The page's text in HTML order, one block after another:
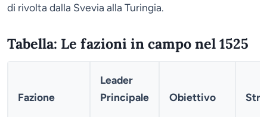
di rivolta dalla Svevia alla Turingia.
Tabella: Le fazioni in campo nel 1525
Fazione
Leader
Principale
Obiettivo